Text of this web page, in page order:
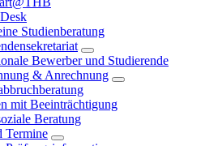
Studienberatung
Bewerber und Studierende
& Anrechnung
mit Beeinträchtigung
Beratung
Termine